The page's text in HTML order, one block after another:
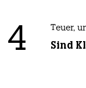
4 Teuer,
Sind